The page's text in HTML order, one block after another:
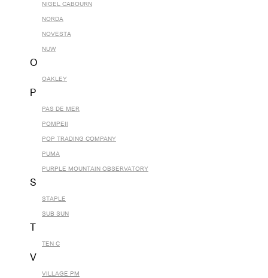
NIGEL CABOURN
NORDA
NOVESTA
NUW
O
OAKLEY
P
PAS DE MER
POMPEII
POP TRADING COMPANY
PUMA
PURPLE MOUNTAIN OBSERVATORY
S
STAPLE
SUB SUN
TEN C
V
VILLAGE PM